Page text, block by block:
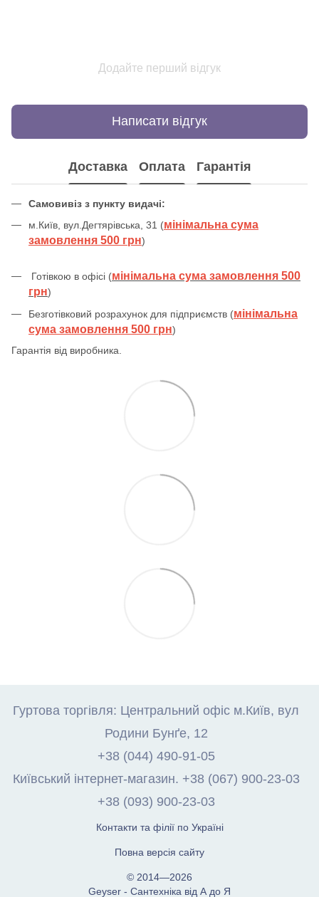
Додайте перший відгук
Написати відгук
Доставка Оплата Гарантія
Самовивіз з пункту видачі:
м.Київ, вул.Дегтярівська, 31 (мінімальна сума
замовлення 500 грн)
Готівкою в офісі (мінімальна сума замовлення 500
грн)
Безготівковий розрахунок для підприємств (мінімальна
сума замовлення 500 грн)
Гарантія від виробника.
Гуртова торгівля: Центральний офіс м.Київ, вул
Родини Бунґе, 12
+38 (044) 490-91-05
Київський інтернет-магазин. +38 (067) 900-23-03
+38 (093) 900-23-03
Контакти та філії по Україні
Повна версія сайту
© 2014—2026
Geyser - Сантехніка від А до Я